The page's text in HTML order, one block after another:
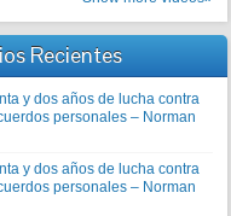
Recientes
y dos años de lucha contra
personales – Norman
y dos años de lucha contra
personales – Norman